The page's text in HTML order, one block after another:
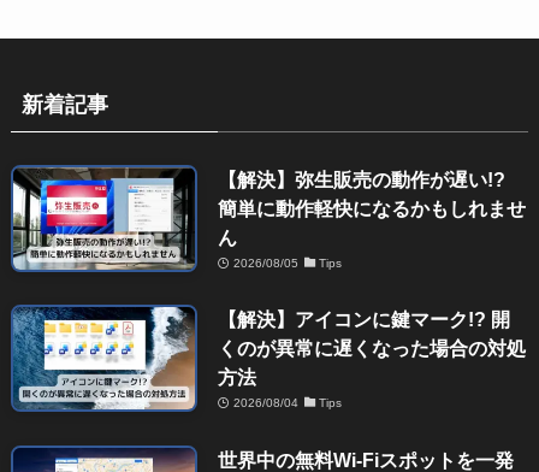
新着記事
【解決】弥生販売の動作が遅い!?
簡単に動作軽快になるかもしれませ
ん
2026/08/05 Tips
【解決】アイコンに鍵マーク!? 開
くのが異常に遅くなった場合の対処
方法
2026/08/04 Tips
世界中の無料Wi-Fiスポットを一発